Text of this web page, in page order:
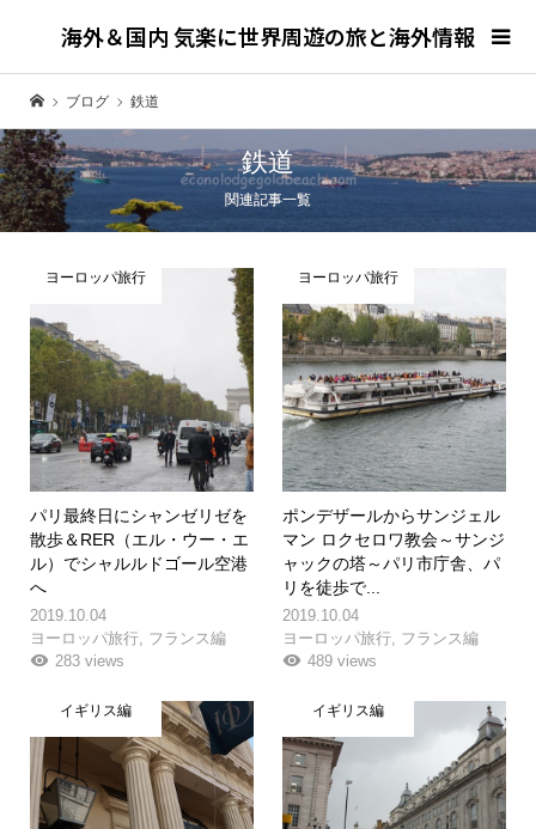
海外＆国内 気楽に世界周遊の旅と海外情報
ブログ 鉄道
鉄道
関連記事一覧
ヨーロッパ旅行
パリ最終日にシャンゼリゼを
散歩＆RER（エル・ウー・エ
ル）でシャルルドゴール空港
へ
2019.10.04
ヨーロッパ旅行, フランス編
283 views
ヨーロッパ旅行
ポンデザールからサンジェル
マン ロクセロワ教会～サンジ
ャックの塔～パリ市庁舎、パ
リを徒歩で...
2019.10.04
ヨーロッパ旅行 フランス編
489 views
イギリス編 イギリス編